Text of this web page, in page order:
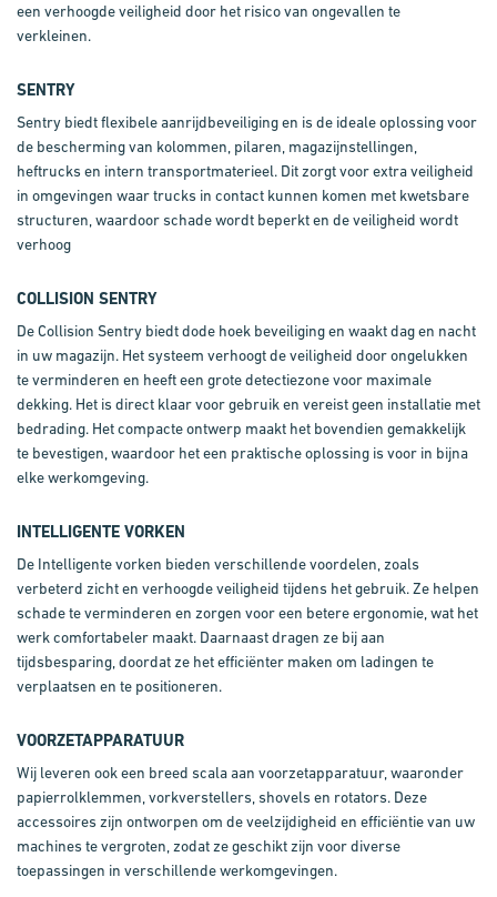
een verhoogde veiligheid door het risico van ongevallen te
verkleinen.
SENTRY
Sentry biedt flexibele aanrijdbeveiliging en is de ideale oplossing voor
de bescherming van kolommen, pilaren, magazijnstellingen,
heftrucks en intern transportmaterieel. Dit zorgt voor extra veiligheid
in omgevingen waartrucks in contact kunnen komen met kwetsbare
structuren, waardoor schade wordt beperkt en de veiligheid wordt
verhoog
COLLISION SENTRY
DeCollision Sentry biedt dode hoek beveiliging en waakt dag en nacht
in uw magazijn. Het systeem verhoogt de veiligheid door ongelukken
te verminderen en heeft een grote detectiezone voor maximale
dekking. Het is direct klaar voor gebruik en vereist geen installatie met
bedrading. Het compacte ontwerp maakt het bovendien gemakkelijk
te bevestigen, waardoor het een praktischeoplossing is voor in bijna
elkewerkomgeving.
INTELLIGENTE VORKEN
De Intelligentevorken bieden verschillende voordelen, zoals
verbeterd zicht en verhoogde veiligheid tijdens het gebruik. Ze helpen
schade te verminderen en zorgen voor een betere ergonomie, wat het
werk comfortabeler maakt. Daarnaast dragen ze bij aan
tijdsbesparing, doordat ze het efficiënter maken om ladingen te
verplaatsen en te positioneren.
VOORZETAPPARATUUR
Wij leveren ook een breed scala aan voorzetapparatuur, waaronder
papierrolklemmen, vorkverstellers, shovels en rotators. Deze
accessoires zijn ontworpen om de veelzijdigheid en efficiëntie van uw
machines te vergroten, zodat ze geschikt zijn voor diverse
toepassingen in verschillende werkomgevingen.